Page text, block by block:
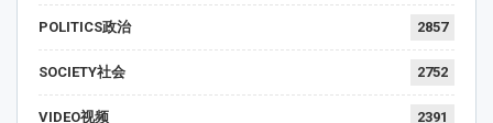
POLITICS政治 2857
SOCIETY社会 2752
VIDEO视频 2391